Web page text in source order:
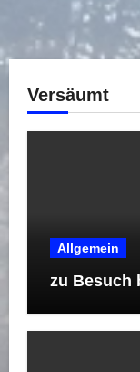
Versäumt
Allgemein
zu Besuch